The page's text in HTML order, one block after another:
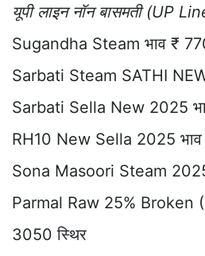
यूपी लाइन नॉन बासमती (UP
Sugandha Steam भाव ₹
Sarbati Steam SATHI
Sarbati Sella New 2025
RH10 New Sella 2025
Sona Masoori Steam
Parmal Raw 25% Broken
3050 स्थिर